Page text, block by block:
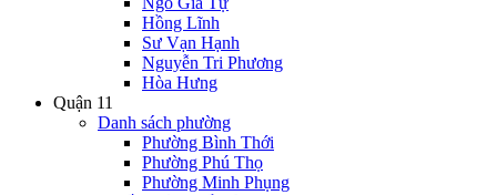
Hồng Lĩnh
Sư Vạn Hạnh
Nguyễn Tri Phương
Hòa Hưng
Quận 11
Danh sách phường
Phường Bình Thới
Phường Phú Thọ
Phường Minh Phụng